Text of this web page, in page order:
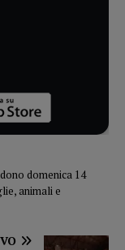
domenica 14
animali e